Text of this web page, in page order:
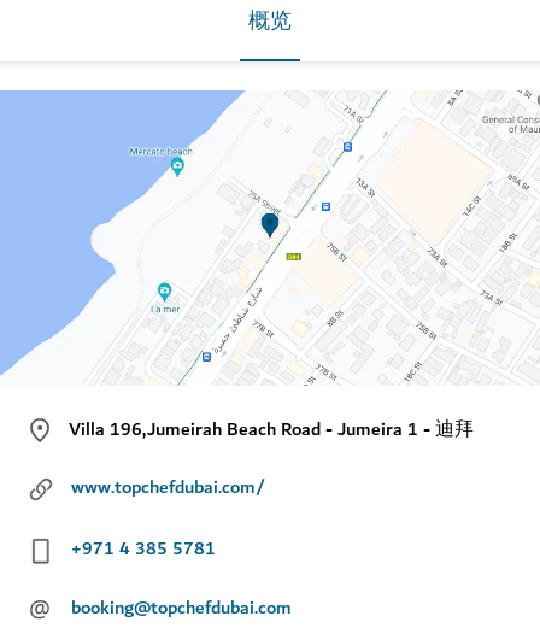
概览
Villa 196,Jumeirah Beach Road - Jumeira 1 - 迪拜
www.topchefdubai.com/
+971 4 385 5781
@ booking@topchefdubai.com